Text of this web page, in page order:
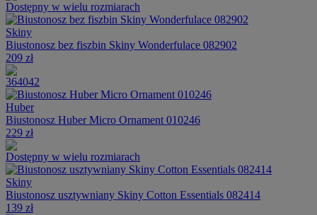
Dostępny w wielu rozmiarach
Skiny
Biustonosz bez fiszbin Skiny Wonderfulace 082902
209 zł
364042
Huber
Biustonosz Huber Micro Ornament 010246
229 zł
Dostępny w wielu rozmiarach
Skiny
Biustonosz usztywniany Skiny Cotton Essentials 082414
139 zł